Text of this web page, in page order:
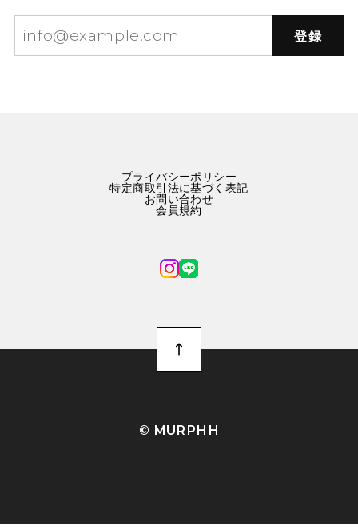
登録
プライバシーポリシー
特定商取引法に基づく表記
お問い合わせ
会員規約
©︎ MURPHH